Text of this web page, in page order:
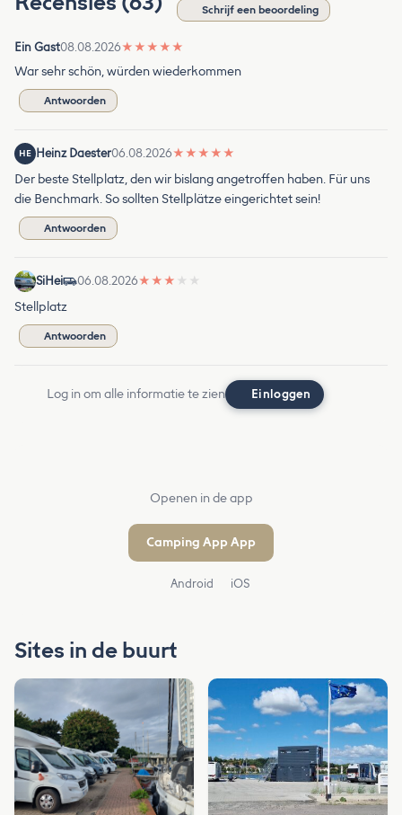
Schrijf een beoordeling
Ein Gast08.08.2026★ ★ ★ ★ ★
War sehr schön, würden wiederkommen
Antwoorden
HE Heinz Daester06.08.2026★ ★ ★ ★ ★
Der beste Stellplatz, den wir bislang angetroffen haben. Für uns
die Benchmark. So sollten Stellplätze eingerichtet sein!
Antwoorden
SiHei 06.08.2026★ ★ ★ ★ ★
Stellplatz
Antwoorden
Log in om alle informatie te zien Einloggen
Openen in de app
Camping App App
Android iOS
Sites in de buurt